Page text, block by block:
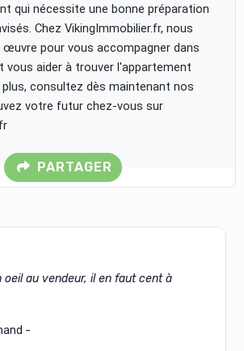
qui nécessite une bonne préparation
Chez VikingImmobilier.fr, nous
pour vous accompagner dans
vous aider à trouver l'appartement
consultez dès maintenant nos
votre futur chez-vous sur
PARTAGER
oeil au vendeur, il en faut cent à
-